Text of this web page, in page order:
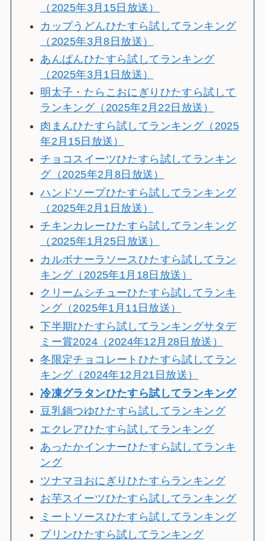
（2025年3月15日放送）
カップうどんひたすら試してランキング
（2025年3月8日放送）
あんぱんひたすら試してランキング
（2025年3月1日放送）
明太子・たらこおにぎりひたすら試して
ランキング（2025年2月22日放送）
肉まんひたすら試してランキング（2025
年2月15日放送）
チョコスイーツひたすら試してランキン
グ（2025年2月8日放送）
ハンドソープひたすら試してランキング
（2025年2月1日放送）
チキンカレーひたすら試してランキング
（2025年1月25日放送）
カルボナーラソースひたすら試してラン
キング（2025年1月18日放送）
クリームシチューひたすら試してランキ
ング（2025年1月11日放送）
下半期ひたすら試してランキングサタデ
ミー賞2024（2024年12月28日放送）
冬限定チョコレートひたすら試してラン
キング（2024年12月21日放送）
冷凍グラタンひたすら試してランキング
豆乳鍋つゆひたすら試してランキング
エクレアひたすら試してランキング
あったかインナーひたすら試してランキ
ング
ツナマヨおにぎりひたすらランキング
お芋スイーツひたすら試してランキング
ミートソースひたすら試してランキング
プリンひたすら試してランキング